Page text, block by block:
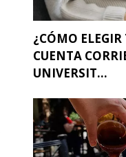
¿CÓMO
CUENTA
UNIVERSIT...